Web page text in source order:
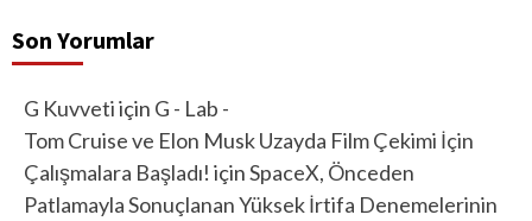
Son Yorumlar
G Kuvvetiiçin G - Lab -
Tom Cruise ve Elon Musk Uzayda Film Çekimi İçin
Çalışmalara Başladı! içinSpaceX, Önceden
Patlamayla Sonuçlanan Yüksek İrtifa Denemelerinin